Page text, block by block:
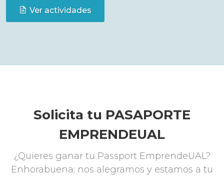
Ver actividades
Solicita tu PASAPORTE
EMPRENDEUAL
¿Quieres ganar tu Passport EmprendeUAL?
Enhorabuena; nos alegramos y estamos a tu